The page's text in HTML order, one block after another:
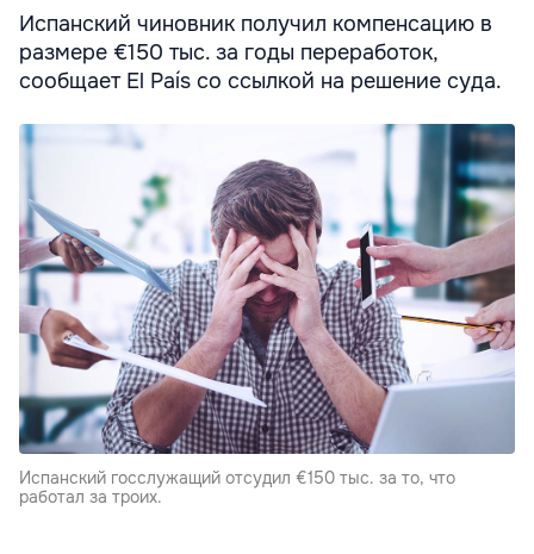
Испанский чиновник получил компенсацию в
размере €150 тыс. за годы переработок,
сообщает El País со ссылкой на решение суда.
Испанский госслужащий отсудил €150 тыс. за то, что
работал за троих.